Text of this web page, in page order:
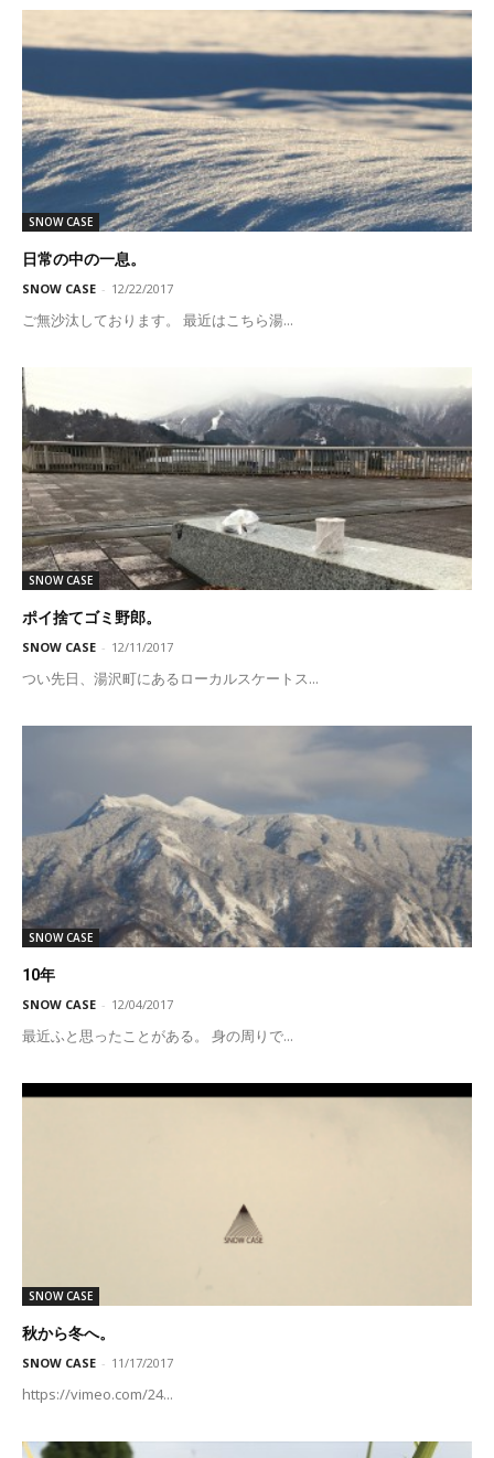
SNOW CASE
日常の中の一息。
SNOW CASE - 12/22/2017
ご無沙汰しております。 最近はこちら湯...
SNOW CASE
ポイ捨てゴミ野郎。
SNOW CASE - 12/11/2017
つい先日、湯沢町にあるローカルスケートス...
SNOW CASE
10年
SNOW CASE - 12/04/2017
最近ふと思ったことがある。 身の周りで...
SNOW CASE
秋から冬へ。
SNOW CASE - 11/17/2017
https://vimeo.com/24...